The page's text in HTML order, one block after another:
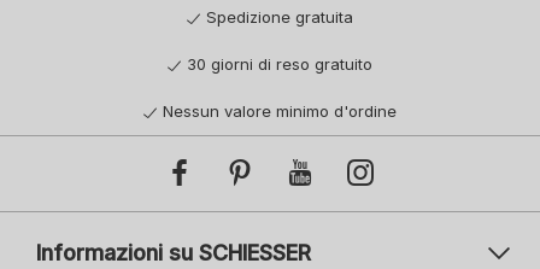
Spedizione gratuita
30 giorni di reso gratuito
Nessun valore minimo d'ordine
Informazioni su SCHIESSER